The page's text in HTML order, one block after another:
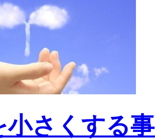
小さくする